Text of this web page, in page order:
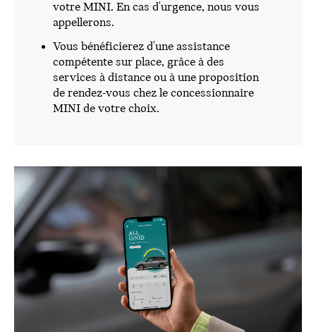
votre MINI. En cas d'urgence, nous vous
appellerons.
Vous bénéficierez d'une assistance
compétente sur place, grâce à des
services à distance ou à une proposition
de rendez-vous chez le concessionnaire
MINI de votre choix.